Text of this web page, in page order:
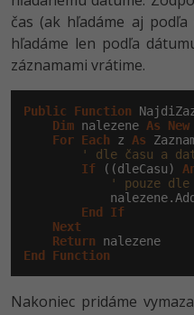
čas (ak hľadáme aj
hľadáme len podľa
záznamami vrátime.
Public Function
Dim nalezene As New
For Each z As
' dle času a
If ((dleCasu)
' pouze dle
End
If
Next
Return
End
Function
Nakoniec pridáme